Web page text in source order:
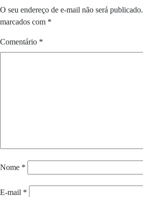
O seu endereço de e-mail não será publicado.
marcados com *
Comentário *
Nome *
E-mail *